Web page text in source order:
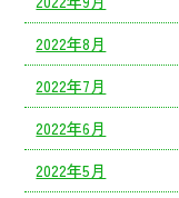
2022年8月
2022年7月
2022年6月
2022年5月